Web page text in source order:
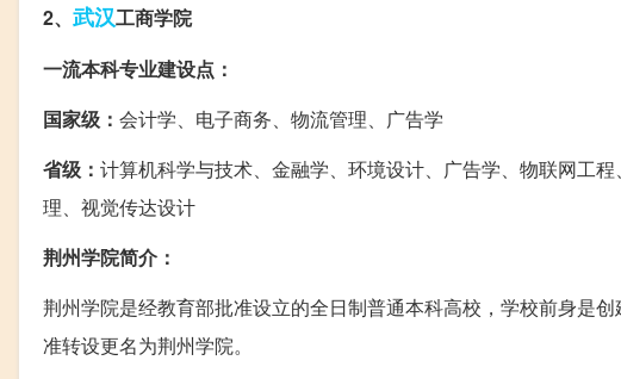
2、 武汉工商学院
一流本科专业建设点：
国家级： 会计学、电子商务、物流管理、广告学
省级： 计算机科学与技术、金融学、环境设计、广告学、物联网工
理、视觉传达设计
荆州学院简介：
荆州学院是经教育部批准设立的全日制普通本科高校，学校前身是
准转设更名为荆州学院。